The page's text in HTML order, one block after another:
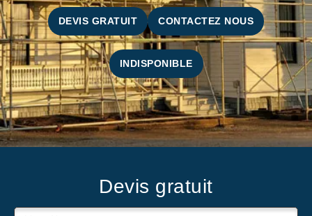
DEVIS GRATUIT CONTACTEZ NOUS
INDISPONIBLE
Devis gratuit